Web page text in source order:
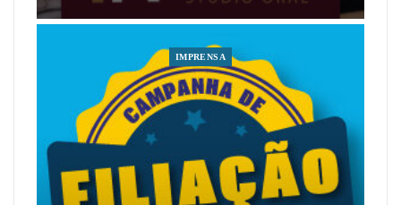
IMPRENSA